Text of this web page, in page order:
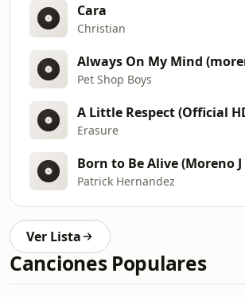
Cara
Christian
Pet Shop Boys
Erasure
Patrick Hernandez
Ver Lista
Canciones Populares